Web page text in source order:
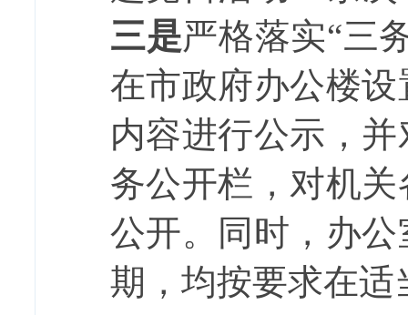
三是严格落实“三
在市政府办公楼
内容进行公示，并
务公开栏，对机
公开。同时，办
期，均按要求在适